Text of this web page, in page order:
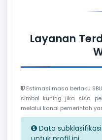
Layanan
Estimasi masa berlaku
simbol kuning jika sisa
melalui kanal pemerintah
Data